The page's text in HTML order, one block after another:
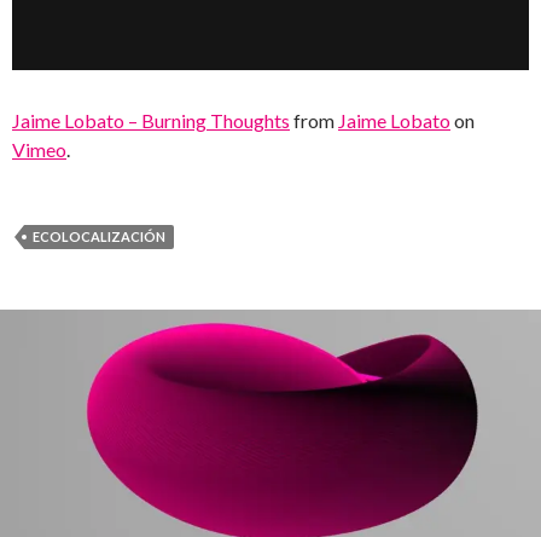
Jaime Lobato – Burning Thoughts from Jaime Lobatoon
Vimeo.
ECOLOCALIZACIÓN